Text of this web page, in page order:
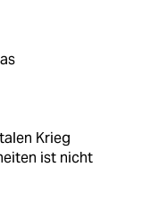
Krieg
ist nicht